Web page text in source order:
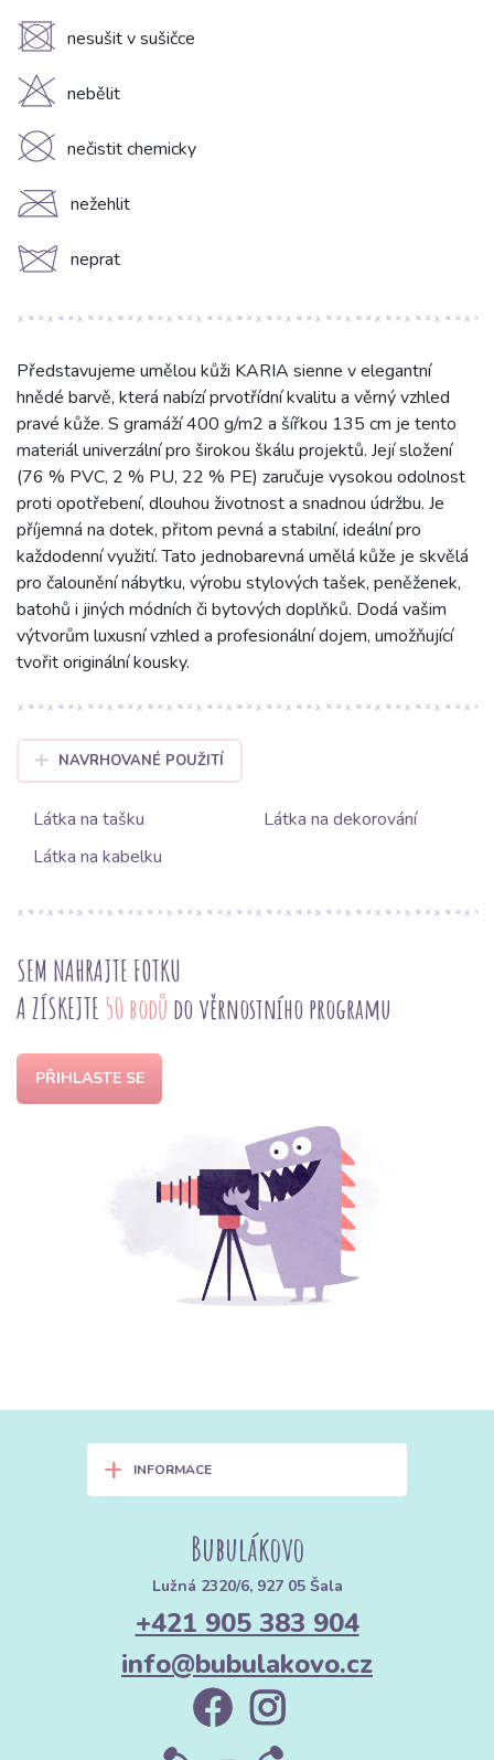
U nesušit v sušičce
H nebělit
K nečistit chemicky
C nežehlit
d neprat
Představujeme umělou kůži KARIA sienne v elegantní
hnědé barvě, která nabízí prvotřídní kvalitu a věrný vzhled
pravé kůže. S gramáží 400 g/m2 a šířkou 135 cm je tento
materiál univerzální pro širokou škálu projektů. Její složení
(76 % PVC, 2 % PU, 22 % PE) zaručuje vysokou odolnost
proti opotřebení, dlouhou životnost a snadnou údržbu. Je
příjemná na dotek, přitom pevná a stabilní, ideální pro
každodenní využití. Tato jednobarevná umělá kůže je skvělá
pro čalounění nábytku, výrobu stylových tašek, peněženek,
batohů i jiných módních či bytových doplňků. Dodá vašim
výtvorům luxusní vzhled a profesionální dojem, umožňující
tvořit originální kousky.
NAVRHOVANÉ POUŽITÍ
Látka na tašku
Látka na dekorování
Látka na kabelku
SEM NAHRAJTE FOTKU
A ZÍSKEJTE 50 bodů do věrnostního programu
PŘIHLASTE SE
+ INFORMACE
Bubulákovo
Lužná 2320/6, 927 05 Šala
+421 905 383 904
info@bubulakovo.cz